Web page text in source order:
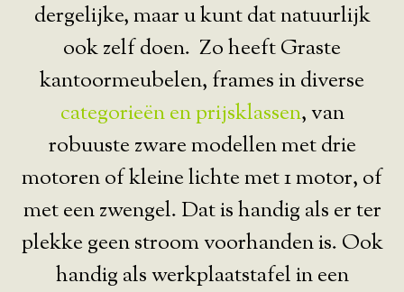
dergelijke, maar u kunt dat natuurlijk
ook zelf doen. Zo heeft Graste
kantoormeubelen, frames in diverse
categorieën en prijsklassen, van
robuuste zware modellen met drie
motoren of kleine lichte met 1 motor, of
met een zwengel. Dat is handig als er ter
plekke geen stroom voorhanden is. Ook
handig als werkplaatstafel in een